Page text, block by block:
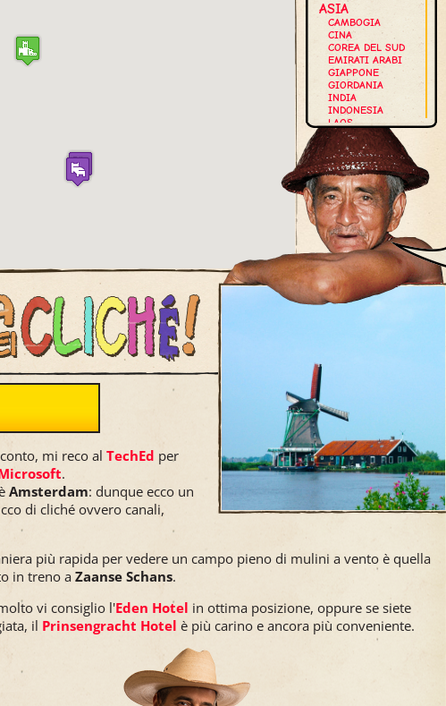
ASIA
CAMBOGIA
CINA
COREA DEL SUD
EMIRATI ARABI
GIAPPONE
GIORDANIA
INDIA
INDONESIA
LAOS
MALDIVE
MALESIA
MYANMAR
NEPAL
OMAN
SINGAPORE
THAILANDIA
VIETNAM
EUROPA
GERMANIA
GRECIA
ISLANDA
ITALIA
mi reco al TechEd per
.
Amsterdam: dunque ecco un
di cliché ovvero canali,
più rapida per vedere un campo pieno di mulini a vento è quella
in treno a Zaanse Schans.
vi consiglio l'Eden Hotel in ottima posizione, oppure se siete
il Prinsengracht Hotel è più carino e ancora più conveniente.